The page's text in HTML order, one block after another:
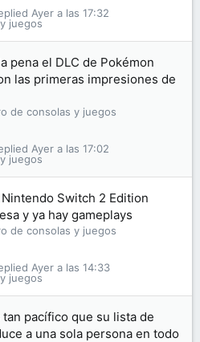
juegos
Ayer a las 17:32
pena el DLC de Pokémon
las primeras impresiones de
de consolas y juegos
juegos
Ayer a las 17:02
Switch 2 Edition
y ya hay gameplays
de consolas y juegos
juegos
Ayer a las 14:33
tan pacífico que su lista de
a una sola persona en todo